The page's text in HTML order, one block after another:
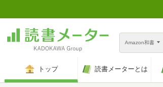
Amazon和書
トップ 読書メーターとは